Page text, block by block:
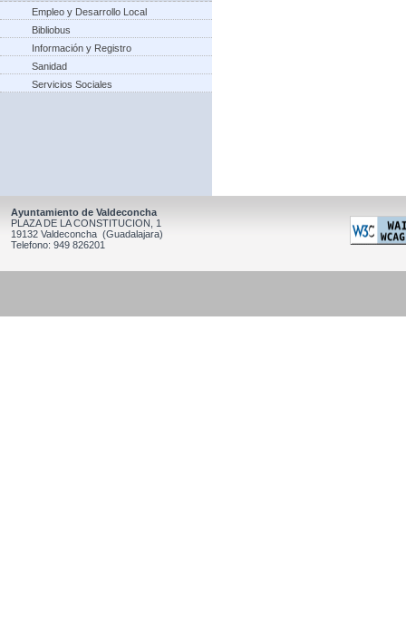
Empleo y Desarrollo Local
Bibliobus
Información y Registro
Sanidad
Servicios Sociales
Ayuntamiento de Valdeconcha
PLAZA DE LA CONSTITUCION, 1
19132 Valdeconcha (Guadalajara)
Telefono: 949 826201